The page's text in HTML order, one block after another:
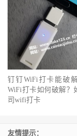
钉钉WiFi打卡能破
WiFi打卡如何破解？
司wifi打卡
友情提示：